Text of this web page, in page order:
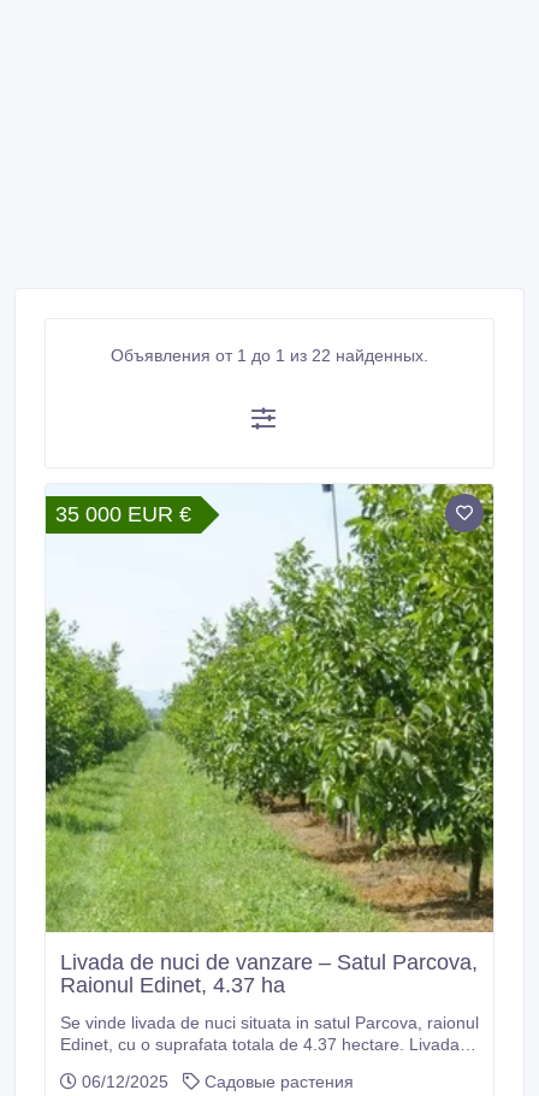
Объявления от 1 до 1 из 22 найденных.
35 000 EUR €
Livada de nuci de vanzare – Satul Parcova,
Raionul Edinet, 4.37 ha
Se vinde livada de nuci situata in satul Parcova, raionul
Edinet, cu o suprafata totala de 4.37 hectare. Livada a
Soiuri de nuci plantate: 1. Calarasi 2. Corjauti Livada
06/12/2025
Садовые растения